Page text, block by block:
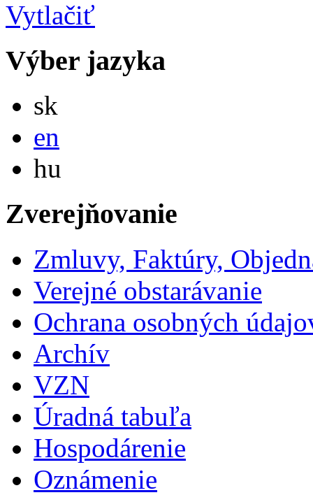
Výber jazyka
sk
en
hu
Zverejňovanie
Zmluvy, Faktúry,
Verejné obstarávanie
Ochrana osobných
Archív
VZN
Úradná tabuľa
Hospodárenie
Oznámenie